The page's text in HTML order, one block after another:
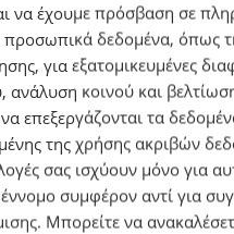
να έχουμε πρόσβαση σε
προσωπικά δεδομένα, όπως
για εξατομικευμένες
ανάλυση κοινού και
να επεξεργάζονται τα
της χρήσης ακριβών
σας ισχύουν μόνο για
συμφέρον αντί για
. Μπορείτε να